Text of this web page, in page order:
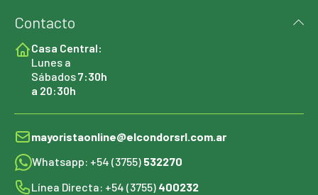
Contacto
Casa Central:
Lunes a
Sábados7:30h
a 20:30h
mayoristaonline@elcondorsrl.com.ar
Whatsapp: +54 (3755) 532270
Línea Directa: +54 (3755) 400232